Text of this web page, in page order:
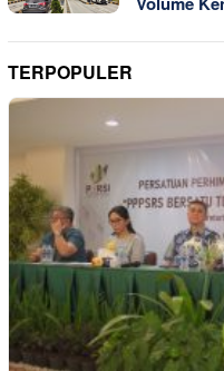
TERPOPULER